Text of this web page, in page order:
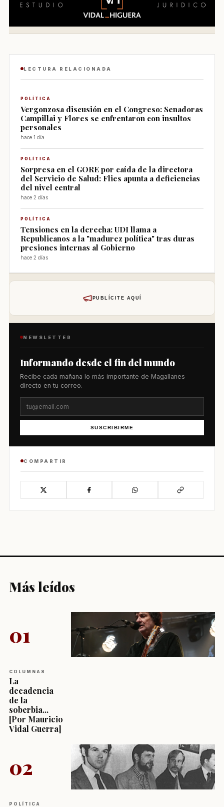
LECTURA RELACIONADA
POLÍTICA
Vergonzosa discusión en el Congreso: Senadoras
Campillai y Flores se enfrentaron con insultos
personales
hace 1 día
POLÍTICA
Sorpresa en el GORE por caída de la directora
del Servicio de Salud: Flies apunta a deficiencias
del nivel central
hace 2 días
POLÍTICA
Tensiones en la derecha: UDI llama a
Republicanos a la "madurez política" tras duras
presiones internas al Gobierno
hace 2 días
PUBLÍCITE AQUÍ
NEWSLETTER
Informando desde el fin del mundo
Recibe cada mañana lo más importante de Magallanes
directo en tu correo.
SUSCRIBIRME
COMPARTIR
Más leídos
01
COLUMNAS
La
decadencia
de la
soberbia...
[Por Mauricio
Vidal Guerra]
02
POLÍTICA